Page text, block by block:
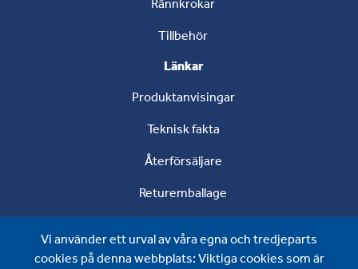
Rännkrokar
Tillbehör
Vi använder ett urval av våra egna och tredjeparts
cookies på denna webbplats: Viktiga cookies som är
Länkar
Produktanvisingar
Teknisk fakta
Återförsäljare
Returemballage
Om oss